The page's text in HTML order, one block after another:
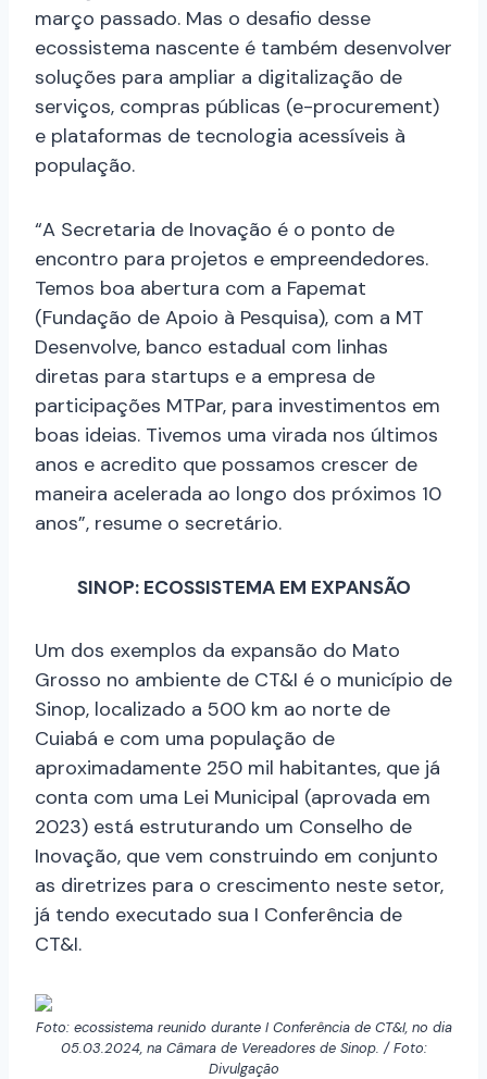
março passado. Mas o desafio desse
ecossistema nascente é também desenvolver
soluções para ampliar a digitalização de
serviços, compras públicas (e-procurement)
e plataformas de tecnologia acessíveis à
população.
“A Secretaria de Inovação é o ponto de
encontro para projetos e empreendedores.
Temos boa abertura com a Fapemat
(Fundação de Apoio à Pesquisa), com a MT
Desenvolve, banco estadual com linhas
diretas para startups e a empresa de
participações MTPar, para investimentos em
boas ideias. Tivemos uma virada nos últimos
anos e acredito que possamos crescer de
maneira acelerada ao longo dos próximos 10
anos”, resume o secretário.
SINOP: ECOSSISTEMA EM EXPANSÃO
Um dos exemplos da expansão do Mato
Grosso no ambiente de CT&I é o município de
Sinop, localizado a 500 km ao norte de
Cuiabá e com uma população de
aproximadamente 250 mil habitantes, que já
conta com uma Lei Municipal (aprovada em
2023) está estruturando um Conselho de
Inovação, que vem construindo em conjunto
as diretrizes para o crescimento neste setor,
já tendo executado sua I Conferência de
CT&I.
Foto: ecossistema reunido durante I Conferência de CT&I, no dia
05.03.2024, na Câmara de Vereadores de Sinop. / Foto:
Divulgação